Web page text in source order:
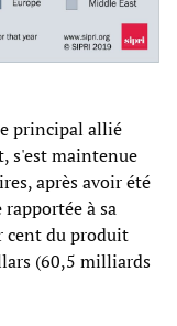
principal allié
s'est maintenue
après avoir été
à sa
cent du produit
(60,5 milliards